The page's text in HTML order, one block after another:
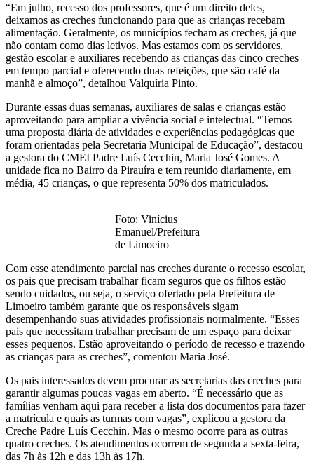
“Em julho, recesso dos professores, que é um direito deles,
deixamos as creches funcionando para que as crianças recebam
alimentação. Geralmente, os municípios fecham as creches, já que
não contam como dias letivos. Mas estamos com os servidores,
gestão escolar e auxiliares recebendo as crianças das cinco creches
em tempo parcial e oferecendo duas refeições, que são café da
manhã e almoço”, detalhou Valquíria Pinto.
Durante essas duas semanas, auxiliares de salas e crianças estão
aproveitando para ampliar a vivência social e intelectual. “Temos
uma proposta diária de atividades e experiências pedagógicas que
foram orientadas pela Secretaria Municipal de Educação”, destacou
a gestora do CMEI Padre Luís Cecchin, Maria José Gomes. A
unidade fica no Bairro da Pirauíra e tem reunido diariamente, em
média, 45 crianças, o que representa 50% dos matriculados.
Foto: Vinícius
Emanuel/Prefeitura
de Limoeiro
Com esse atendimento parcial nas creches durante o recesso escolar,
os pais que precisam trabalhar ficam seguros que os filhos estão
sendo cuidados, ou seja, o serviço ofertado pela Prefeitura de
Limoeiro também garante que os responsáveis sigam
desempenhando suas atividades profissionais normalmente. “Esses
pais que necessitam trabalhar precisam de um espaço para deixar
esses pequenos. Estão aproveitando o período de recesso e trazendo
as crianças para as creches”, comentou Maria José.
Os pais interessados devem procurar as secretarias das creches para
garantir algumas poucas vagas em aberto. “É necessário que as
famílias venham aqui para receber a lista dos documentos para fazer
a matrícula e quais as turmas com vagas”, explicou a gestora da
Creche Padre Luís Cecchin. Mas o mesmo ocorre para as outras
quatro creches. Os atendimentos ocorrem de segunda a sexta-feira,
das 7h às 12h e das 13h às 17h.